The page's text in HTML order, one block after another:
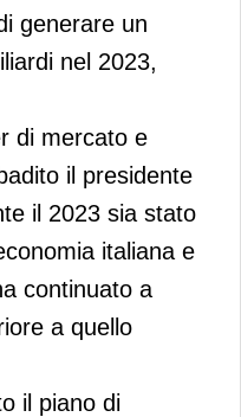
generare un
nel 2023,
di mercato e
il presidente
il 2023 sia stato
italiana e
continuato a
a quello
il piano di